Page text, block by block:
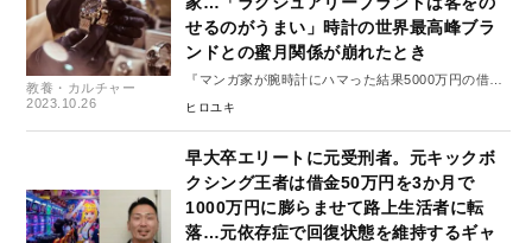
教養・カルチャー
2023.10.26
せるのがうまい」時計の世界最高峰ブラ
ンドとの蜜月関係が崩れたとき
『マンガ家が腕時計にハマった結果5000万円の借金
をつくった話』#2
ヒロユキ
早大卒エリートに元受刑者。元キックボ
クシング王者は借金50万円を3か月で
1000万円に膨らませて路上生活者に転
落…元依存症で回復状態を維持するギャ